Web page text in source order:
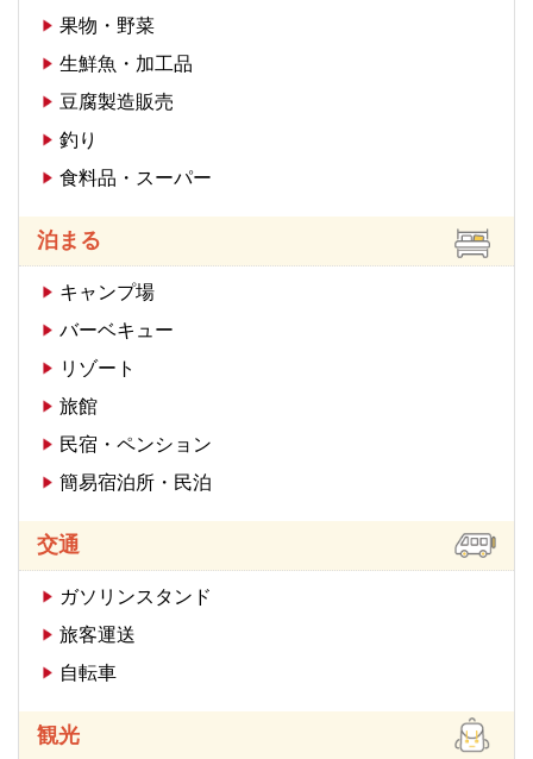
果物・野菜
生鮮魚・加工品
豆腐製造販売
釣り
食料品・スーパー
泊まる
キャンプ場
バーベキュー
リゾート
旅館
民宿・ペンション
簡易宿泊所・民泊
交通
ガソリンスタンド
旅客運送
自転車
観光